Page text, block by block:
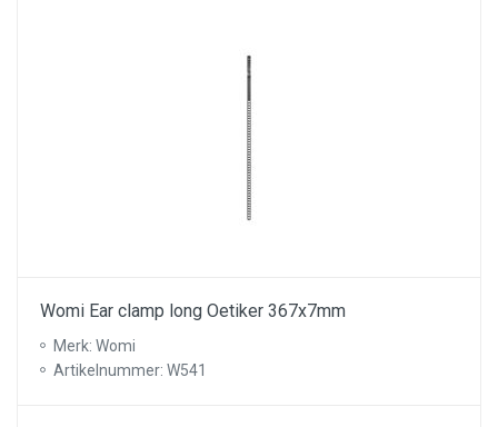
Womi Ear clamp long Oetiker 367x7mm
Merk: Womi
Artikelnummer: W541